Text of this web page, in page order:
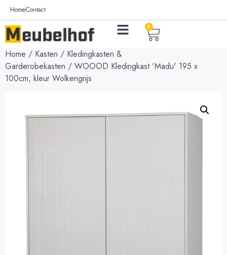
HomeContact
0
Home / Kasten / Kledingkasten &
Garderobekasten / WOOOD Kledingkast 'Madu' 195 x
100cm, kleur Wolkengrijs